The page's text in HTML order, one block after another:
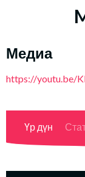
Медиа
https://youtu.be/
Үр дүн